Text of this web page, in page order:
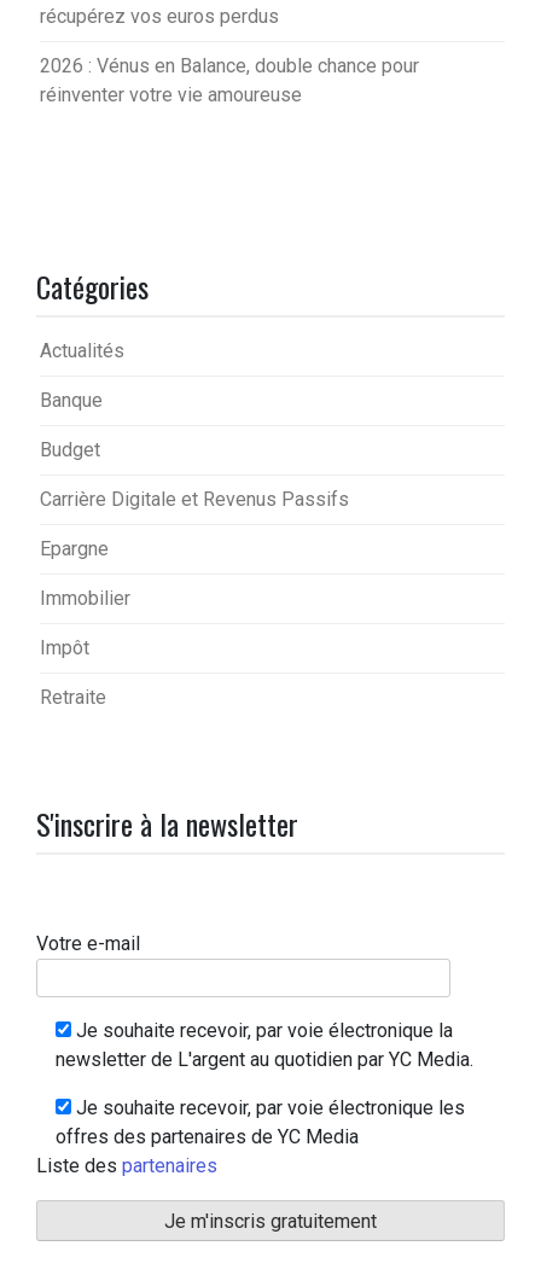
récupérez vos euros perdus
2026 : Vénus en Balance, double chance pour
réinventer votre vie amoureuse
Catégories
Actualités
Banque
Budget
Carrière Digitale et Revenus Passifs
Epargne
Immobilier
Impôt
Retraite
S'inscrire à la newsletter
Votre e-mail
Je souhaite recevoir, par voie électronique la
newsletter de L'argent au quotidien par YC Media.
Je souhaite recevoir, par voie électronique les
offres des partenaires de YC Media
Liste des partenaires